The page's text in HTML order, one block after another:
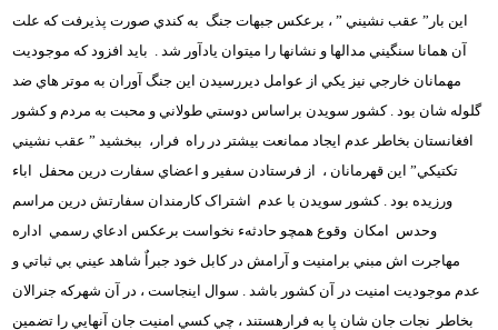
اين بار” عقب نشيني ” ، برعکس جبهات جنگ به کندي صورت پذيرفت که علت
آن همانا سنگيني مدالها و نشانها را ميتوان يادآور شد . بايد افزود که موجوديت
مهمانان خارجي نيز يکي از عوامل ديررسيدن اين جنگ آوران به موتر هاي ضد
گلوله شان بود . کشور سويدن براساس دوستي طولاني و محبت به مردم و کشور
افغانستان بخاطر عدم ايجاد ممانعت بيشتر در راه فرار، ببخشيد ” عقب نشيني
تکتيکي” اين قهرمانان ، از فرستادن سفير و اعضاي سفارت درين محفل اباء
ورزيده بود . کشور سويدن با عدم اشتراک کارمندان سفارتش درين مراسم
وحدس امکان وقوع همچو حادثهء نخواست برعکس ادعاي رسمي اداره
مهاجرت اش مبني برامنيت و آرامش در کابل خود جبراٌ شاهد عيني بي ثباتي و
عدم موجوديت امنيت در آن کشور باشد . سوال اينجاست ، در آن شهرکه جنرالان
بخاطر نجات جان شان پا به فرارهستند ، چي کسي امنيت جان آنهايي را تضمين